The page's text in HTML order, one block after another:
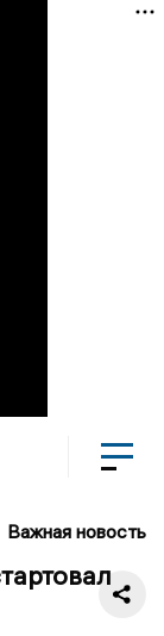
Важная новость